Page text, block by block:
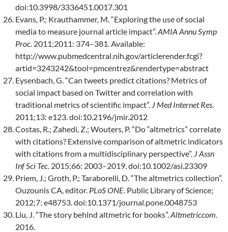
doi:10.3998/3336451.0017.301
Evans, P.; Krauthammer, M. “Exploring the use of social
media to measure journal article impact”.AMIA Annu Symp
Proc. 2011;2011: 374–381. Available:
http://www.pubmedcentral.nih.gov/articlerender.fcgi?
artid=3243242&tool=pmcentrez&rendertype=abstract
Eysenbach, G. “Can tweets predict citations? Metrics of
social impact based on Twitter and correlation with
traditional metrics of scientific impact”. J Med Internet Res.
2011;13: e123. doi:10.2196/jmir.2012
Costas, R.; Zahedi, Z.; Wouters, P. “Do “altmetrics” correlate
with citations? Extensive comparison of altmetric indicators
with citations from a multidisciplinary perspective”. J Assn
Inf Sci Tec. 2015;66: 2003–2019. doi:10.1002/asi.23309
Priem, J.; Groth, P.; Taraborelli, D. “The altmetrics collection”.
Ouzounis CA, editor. PLoS ONE. Public Library of Science;
2012;7: e48753. doi:10.1371/journal.pone.0048753
Liu, J. “The story behind altmetric for books”.Altmetriccom.
2016.